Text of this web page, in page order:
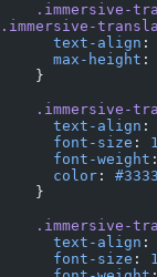
.immersive-
      text-align
:
      max-height
:
    }
      text-align
:
      font-size
:
      font-weight
      color
:
    }
      text-align
:
      font-size
: